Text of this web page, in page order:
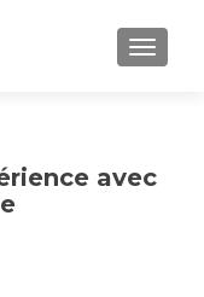
avec